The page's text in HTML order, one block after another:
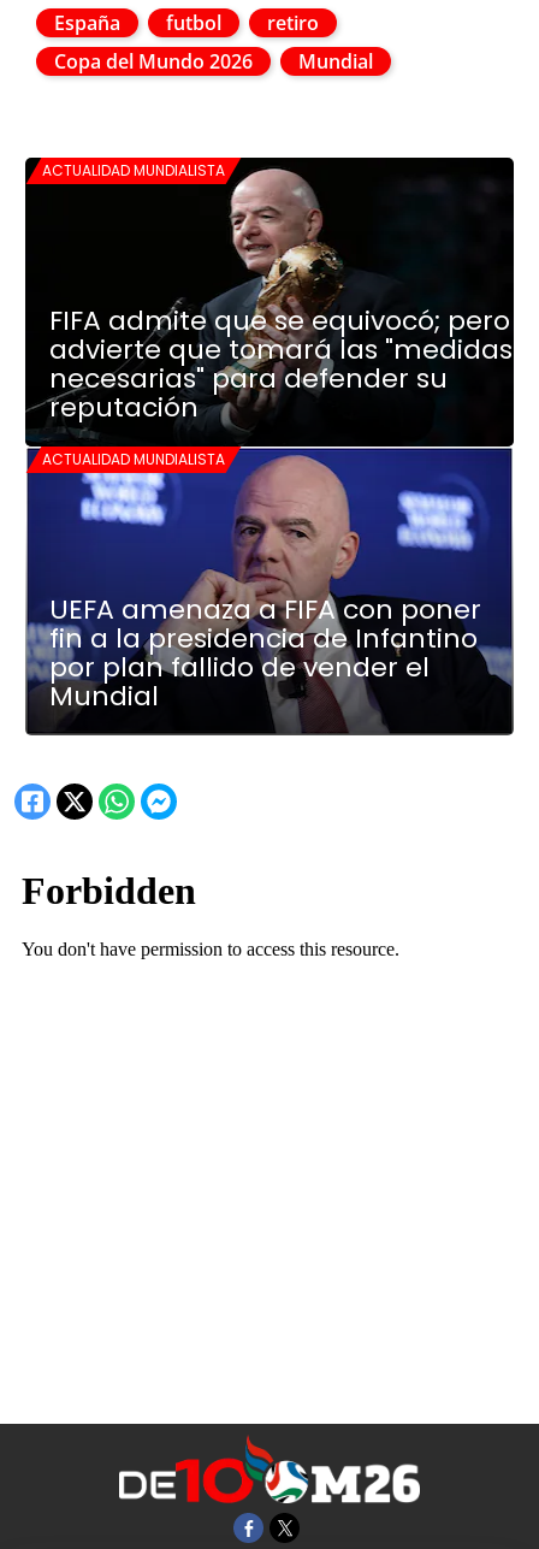
España futbol
retiro
Copa del Mundo 2026
Mundial
ACTUALIDAD MUNDIALISTA
FIFA admite que se equivocó; pero
advierte que tomará las "medidas
necesarias" para defender su
reputación
ACTUALIDAD MUNDIALISTA
UEFA amenaza a FIFA con poner
fin a la presidencia de Infantino
por plan fallido de vender el
Mundial